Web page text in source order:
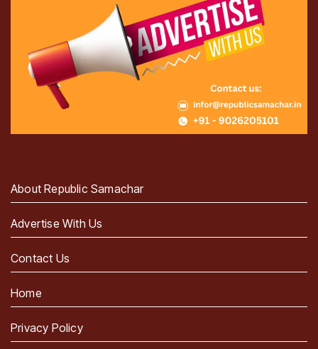
About Republic Samachar
Advertise With Us
Contact Us
Home
Privacy Policy